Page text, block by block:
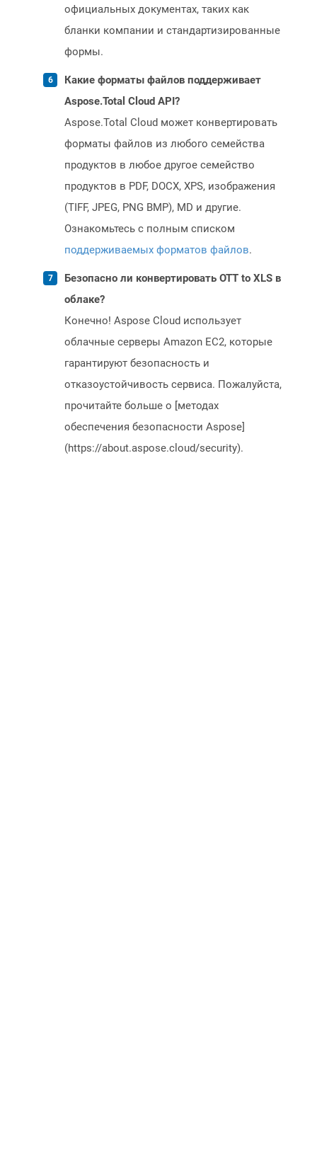
официальных документах, таких как
бланки компании и стандартизированные
формы.
Какие форматы файлов поддерживает
Aspose.Total Cloud API?
Aspose.Total Cloud может конвертировать
форматы файлов из любого семейства
продуктов в любое другое семейство
продуктов в PDF, DOCX, XPS, изображения
(TIFF, JPEG, PNG BMP), MD и другие.
Ознакомьтесь с полным списком
поддерживаемых форматов файлов.
Безопасно ли конвертировать OTT to XLS в
облаке?
Конечно! Aspose Cloud использует
облачные серверы Amazon EC2, которые
гарантируют безопасность и
отказоустойчивость сервиса. Пожалуйста,
прочитайте больше о [методах
обеспечения безопасности Aspose]
(https://about.aspose.cloud/security).